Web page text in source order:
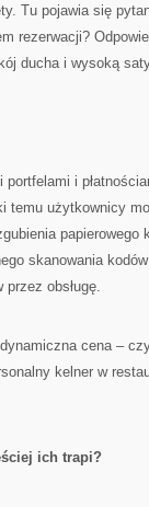
Tu pojawia się
rezerwacji?
ducha i wysoką
i
temu użytkownicy
papierowego
skanowania
obsługę.
cena –
kelner w
ich trapi?